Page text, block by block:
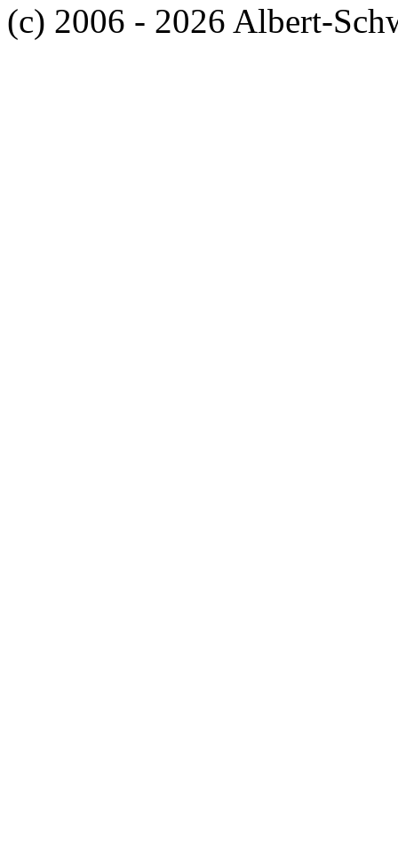
(c) 2006 - 2026 Albert-